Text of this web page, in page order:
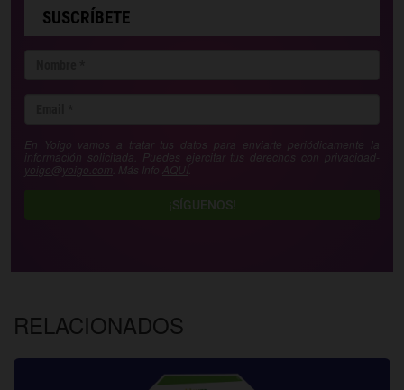
SUSCRÍBETE
En Yoigo vamos a tratar tus datos para enviarte periódicamente la
información solicitada. Puedes ejercitar tus derechos con privacidad-
yoigo@yoigo.com . Más Info AQUÍ
¡SÍGUENOS!
RELACIONADOS